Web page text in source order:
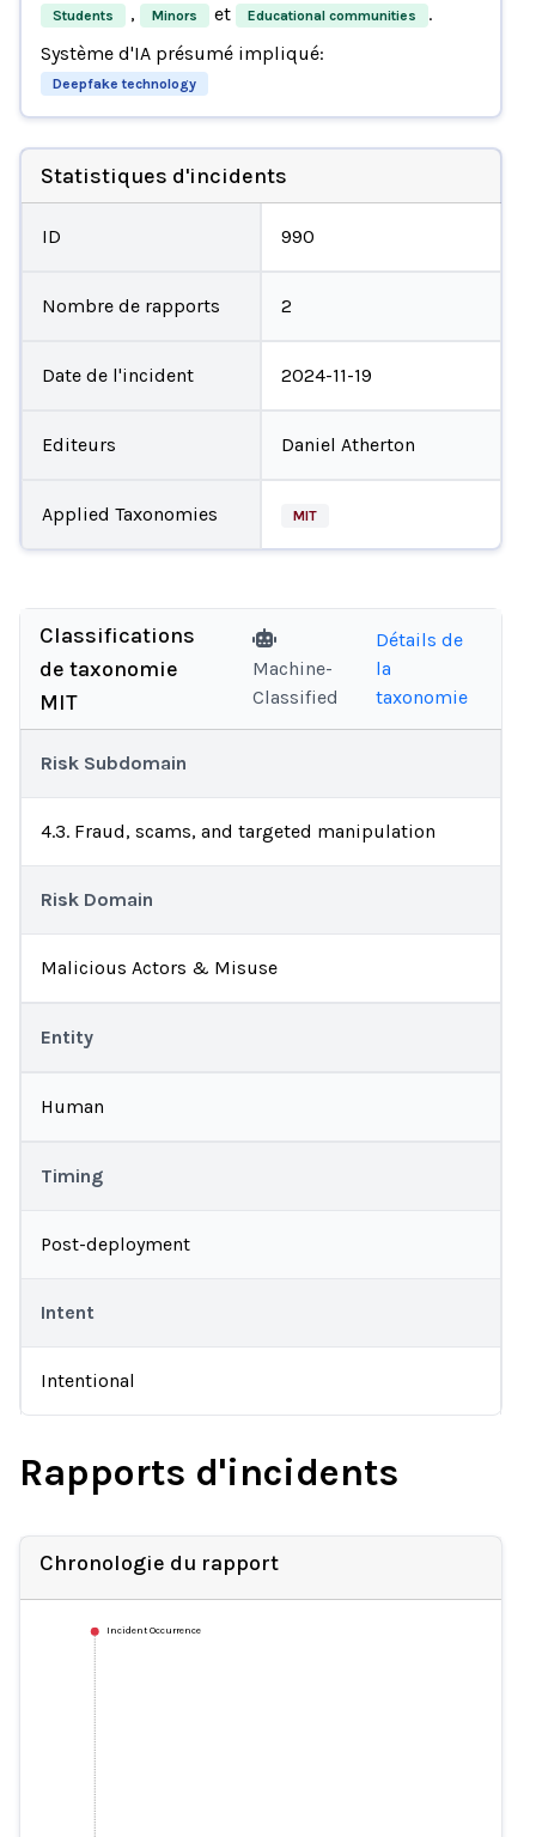
Students , Minors et Educational communities
.
Système d'IA présumé impliqué:
Deepfake technology
Statistiques d'incidents
ID 990
Nombre de rapports 2
Date de l'incident 2024-11-19
Editeurs Daniel Atherton
Applied Taxonomies MIT
Classifications
de taxonomie
MIT
Machine-
Classified
Détails de
la
taxonomie
Risk Subdomain
4.3. Fraud, scams, and targeted manipulation
Risk Domain
Malicious Actors & Misuse
Entity
Human
Timing
Post-deployment
Intent
Intentional
Rapports d'incidents
Chronologie du rapport
Incident Occurrence